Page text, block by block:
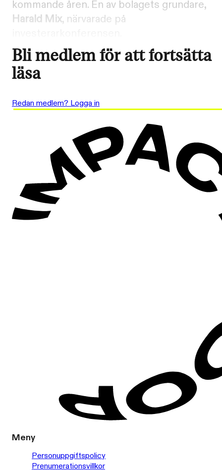
kommande åren. En av bolagets grundare,
Harald Mix, närvarade på
Bli medlem för att fortsätta
läsa
Redan medlem? Logga in
Meny
Personuppgiftspolicy
Prenumerationsvillkor